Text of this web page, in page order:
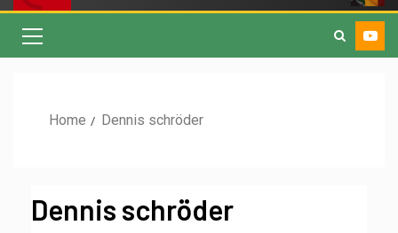
Home Dennis schröder
Dennis schröder